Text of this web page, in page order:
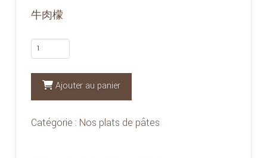
牛肉檬
quantité
539
-
Bo
Ajouter au panier
Catégorie : Nos plats de pâtes